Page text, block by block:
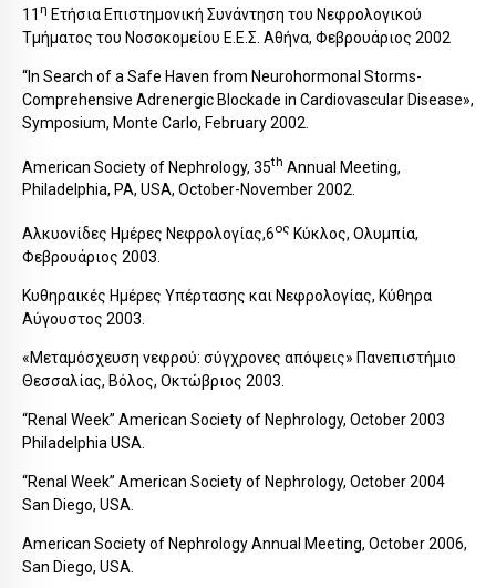
11 η Ετήσια Επιστημονική Συνάντηση του Νεφρολογικού
Τμήματος του Νοσοκομείου Ε.Ε.Σ. Αθήνα, Φεβρουάριος 2002
“In Search of a Safe Haven from Neurohormonal Storms-
Comprehensive Adrenergic Blockade in Cardiovascular Disease»,
Symposium, Monte Carlo, February 2002.
Αmerican Society of Nephrology, 35th Annual Meeting,
Philadelphia, PA, USA, October-November 2002.
Αλκυονίδες Ημέρες Νεφρολογίας,6ος Κύκλος, Ολυμπία,
Φεβρουάριος 2003.
Κυθηραικές Ημέρες Υπέρτασης και Νεφρολογίας, Κύθηρα
Αύγουστος 2003.
«Μεταμόσχευση νεφρού: σύγχρονες απόψεις» Πανεπιστήμιο
Θεσσαλίας, Βόλος, Οκτώβριος 2003.
“Renal Week” American Society of Nephrology, October 2003
Philadelphia USA.
“Renal Week” American Society of Nephrology, October 2004
San Diego, USA.
American Society of Nephrology Annual Meeting, October 2006,
San Diego, USA.